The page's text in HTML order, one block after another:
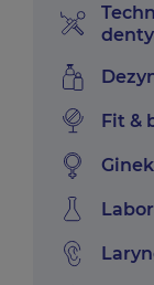
technika
fit &